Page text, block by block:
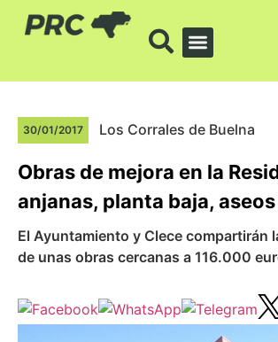
30/01/2017 Los Corrales de Buelna
Obras de mejora en la
anjanas, planta baja,
El Ayuntamiento y Clece compartirán
de unas obras cercanas a 116.000